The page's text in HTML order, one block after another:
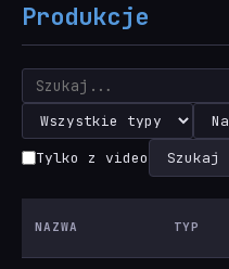
Produkcje
Tylko z video Szukaj
NAZWA TYP